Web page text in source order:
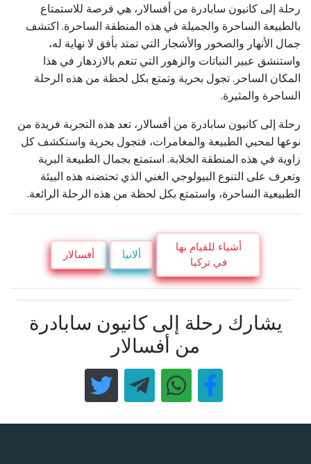
رحلة إلى كانيون سابادرة من أفسالار، هي فرصة للاستمتاع
بالطبيعة الساحرة والجميلة في هذه المنطقة الساحرة. اكتشف
جمال الأنهار والصخور والأشجار التي تمتد بأفق لا نهاية له،
واستنشق عبير النباتات والزهور التي تنعم بالازدهار في هذا
المكان الساحر. تجول بحرية وتمتع بكل لحظة من هذه الرحلة
الساحرة والمثيرة.
رحلة إلى كانيون سابادرة من أفسالار، تعد هذه التجربة فريدة من
نوعها لمحبي الطبيعة والمغامرات، فتجول بحرية واستكشف كل
زاوية في هذه المنطقة الخلابة. استمتع بجمال الطبيعة البرية
وتعرف على التنوع البيولوجي الغني الذي تحتضنه هذه البيئة
الطبيعية الساحرة، واستمتع بكل لحظة من هذه الرحلة الرائعة.
أشياء للقيام بها
في تركيا
ألانيا أفسالار
يشارك رحلة إلى كانيون سابادرة
من أفسالار